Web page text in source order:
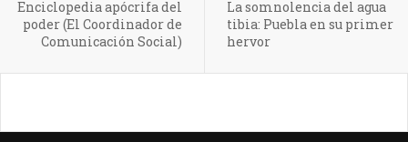
Enciclopedia apócrifa del
poder (El Coordinador de
Comunicación Social)
La somnolencia del agua
tibia: Puebla en su primer
hervor